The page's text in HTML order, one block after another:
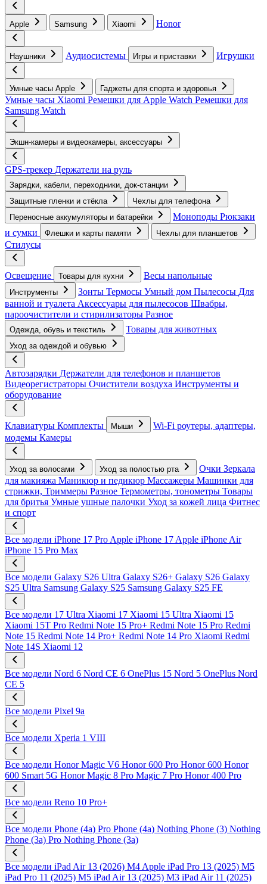
Apple Samsung Xiaomi Honor
Наушники Аудиосистемы Игры и приставки Игрушки
Умные часы Apple Гаджеты для спорта и здоровья
Умные часы Xiaomi Ремешки для Apple Watch Ремешки для
Samsung Watch
Экшн-камеры и видеокамеры, аксессуары
GPS-трекер Держатели на руль
Зарядки, кабели, переходники, док-станции
Защитные пленки и стёкла
Чехлы для телефона
Переносные аккумуляторы и батарейки
Моноподы Рюкзаки
и сумки
Флешки и карты памяти Чехлы для планшетов
Стилусы
Освещение Товары для кухни Весы напольные
Инструменты Зонты Термосы Умный дом Пылесосы Для
ванной и туалета Аксессуары для пылесосов Швабры,
пароочистители и стирилизаторы Разное
Одежда, обувь и текстиль Товары для животных
Уход за одеждой и обувью
Автозарядки Держатели для телефонов и планшетов
Видеорегистраторы Очистители воздуха Инструменты и
оборудование
Клавиатуры Комплекты Мыши
Wi-Fi роутеры, адаптеры,
модемы Камеры
Уход за волосами Уход за полостью рта Очки Зеркала
для макияжа Маникюр и педикюр Массажеры Машинки для
стрижки, Триммеры Разное Термометры, тонометры Товары
для бритья Умные ушные палочки Уход за кожей лица Фитнес
и спорт
Все модели iPhone 17 Pro Apple iPhone 17 Apple iPhone Air
iPhone 15 Pro Max
Все модели Galaxy S26 Ultra Galaxy S26+ Galaxy S26 Galaxy
S25 Ultra Samsung Galaxy S25 Samsung Galaxy S25 FE
Все модели 17 Ultra Xiaomi 17 Xiaomi 15 Ultra Xiaomi 15
Xiaomi 15T Pro Redmi Note 15 Pro+ Redmi Note 15 Pro Redmi
Note 15 Redmi Note 14 Pro+ Redmi Note 14 Pro Xiaomi Redmi
Note 14S Xiaomi 12
Все модели Nord 6 Nord CE 6 OnePlus 15 Nord 5 OnePlus Nord
CE 5
Все модели Pixel 9a
Все модели Xperia 1 VIII
Все модели Honor Magic V6 Honor 600 Pro Honor 600 Honor
600 Smart 5G Honor Magic 8 Pro Magic 7 Pro Honor 400 Pro
Все модели Reno 10 Pro+
Все модели Phone (4a) Pro Phone (4a) Nothing Phone (3) Nothing
Phone (3a) Pro Nothing Phone (3a)
Все модели iPad Air 13 (2026) M4 Apple iPad Pro 13 (2025) M5
iPad Pro 11 (2025) M5 iPad Air 13 (2025) M3 iPad Air 11 (2025)